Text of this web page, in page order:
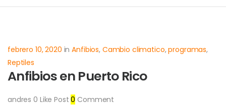
febrero 10, 2020 inAnfibios, Cambio climatico,programas,
Reptiles
Anfibios en Puerto Rico
andres 0 Like Post 0 Comment